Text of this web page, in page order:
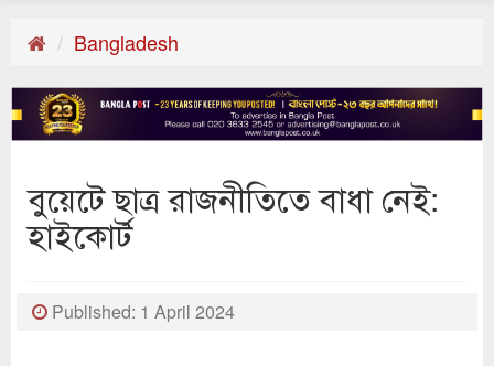
Bangladesh
বুয়েটে ছাত্র রাজনীতিতে বাধা নেই:
হাইকোর্ট
Published: 1 April 2024